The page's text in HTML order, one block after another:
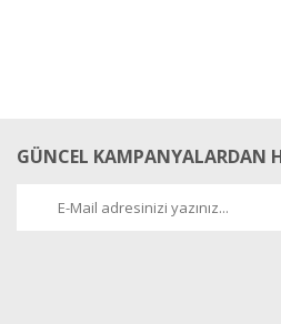
GÜNCEL KAMPANYALARDAN